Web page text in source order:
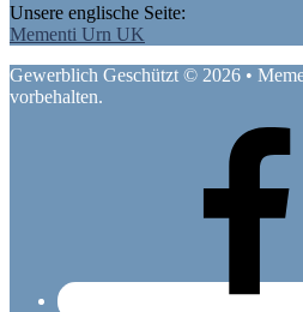
Unsere englische Seite:
Mementi Urn UK
Gewerblich Geschützt © 2026 •
vorbehalten.